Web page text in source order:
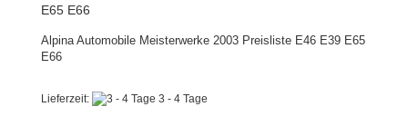
E65 E66
Alpina Automobile Meisterwerke 2003 Preisliste E46 E39 E65
E66
Lieferzeit: 3 - 4 Tage